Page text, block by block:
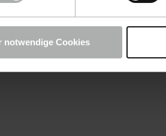
notwendige Cookies